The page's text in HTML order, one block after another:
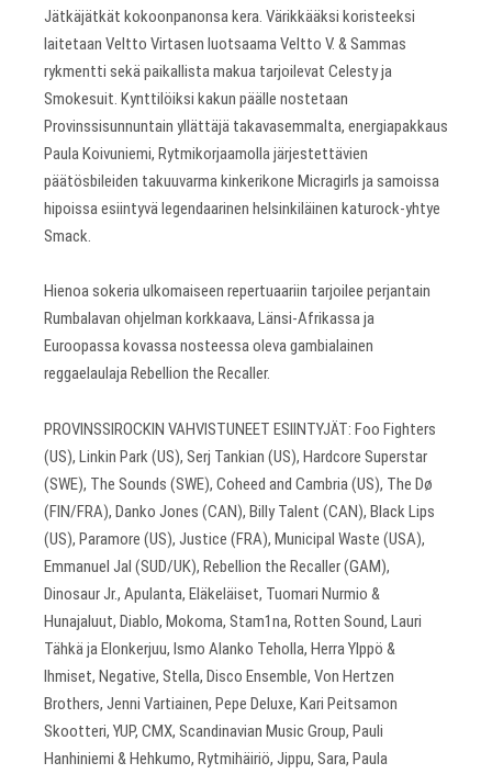
Jätkäjätkät kokoonpanonsa kera. Värikkääksi koristeeksi
laitetaan Veltto Virtasen luotsaama Veltto V. & Sammas
rykmentti sekä paikallista makua tarjoilevat Celesty ja
Smokesuit. Kynttilöiksi kakun päälle nostetaan
Provinssisunnuntain yllättäjä takavasemmalta, energiapakkaus
Paula Koivuniemi, Rytmikorjaamolla järjestettävien
päätösbileiden takuuvarma kinkerikone Micragirls ja samoissa
hipoissa esiintyvä legendaarinen helsinkiläinen katurock-yhtye
Smack.
Hienoa sokeria ulkomaiseen repertuaariin tarjoilee perjantain
Rumbalavan ohjelman korkkaava, Länsi-Afrikassa ja
Euroopassa kovassa nosteessa oleva gambialainen
reggaelaulaja Rebellion the Recaller.
PROVINSSIROCKIN VAHVISTUNEET ESIINTYJÄT: Foo Fighters
(US), Linkin Park (US), Serj Tankian (US), Hardcore Superstar
(SWE), The Sounds (SWE), Coheed and Cambria (US), The Dø
(FIN/FRA), Danko Jones (CAN), Billy Talent (CAN), Black Lips
(US), Paramore (US), Justice (FRA), Municipal Waste (USA),
Emmanuel Jal (SUD/UK), Rebellion the Recaller (GAM),
Dinosaur Jr., Apulanta, Eläkeläiset, Tuomari Nurmio &
Hunajaluut, Diablo, Mokoma, Stam1na, Rotten Sound, Lauri
Tähkä ja Elonkerjuu, Ismo Alanko Teholla, Herra Ylppö &
Ihmiset, Negative, Stella, Disco Ensemble, Von Hertzen
Brothers, Jenni Vartiainen, Pepe Deluxe, Kari Peitsamon
Skootteri, YUP, CMX, Scandinavian Music Group, Pauli
Hanhiniemi & Hehkumo, Rytmihäiriö, Jippu, Sara, Paula